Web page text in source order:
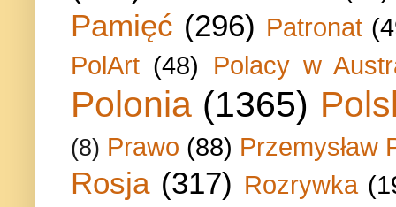
Pamięć (296) Patronat
PolArt (48) Polacy w
Polonia (1365)
(8) Prawo (88) Przemysław
Rosja (317) Rozrywka